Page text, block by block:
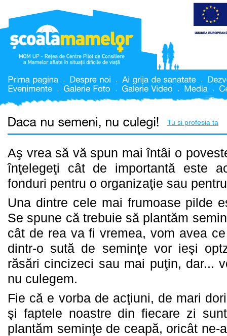
Tu si profesia ta
Aş vrea să vă spun mai întâi o
înţelegeţi cât de importantă este
fonduri pentru o organizaţie sau
Una dintre cele mai frumoase pilde
Se spune că trebuie să plantăm
cât de rea va fi vremea, vom avea
dintr-o sută de seminţe vor ieşi
răsări cincizeci sau mai puţin, dar...
nu culegem.
Fie că e vorba de acţiuni, de mari
şi faptele noastre din fiecare zi
plantăm seminţe de ceapă, oricât ne-